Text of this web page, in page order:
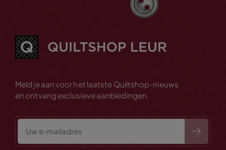
Meld je aan voor het laatste Quiltshop-nieuws
en ontvang exclusieve aanbiedingen.